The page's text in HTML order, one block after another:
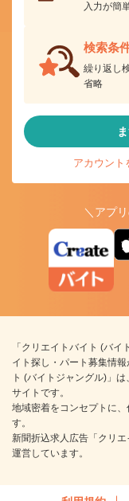
入力が簡
検索条
繰り返し
省略
アカウント
＼アプ
「クリエイトバイト (バ
イト探し・パート募集情
ト (バイトジャングル)」
サイトです。
地域密着をコンセプトに
す。
新聞折込求人広告「クリ
運営しています。